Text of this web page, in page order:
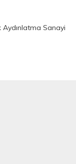
Sanayi